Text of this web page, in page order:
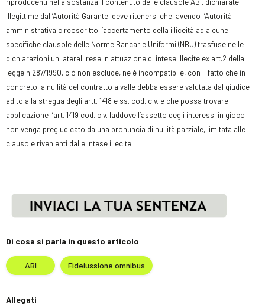
illegittime dall’Autorità Garante, deve ritenersi che, avendo l’Autorità
amministrativa circoscritto l’accertamento della illiceità ad alcune
specifiche clausole delle Norme Bancarie Uniformi (NBU) trasfuse nelle
dichiarazioni unilaterali rese in attuazione di intese illecite ex art.2 della
legge n.287/1990, ciò non esclude, ne è incompatibile, con il fatto che in
concreto la nullità del contratto a valle debba essere valutata dal giudice
adito alla stregua degli artt. 1418 e ss. cod. civ. e che possa trovare
applicazione l’art. 1419 cod. civ. laddove l’assetto degli interessi in gioco
non venga pregiudicato da una pronuncia di nullità parziale, limitata alle
clausole rivenienti dalle intese illecite.
Di cosa si parla in questo articolo
ABI Fideiussione omnibus
Allegati